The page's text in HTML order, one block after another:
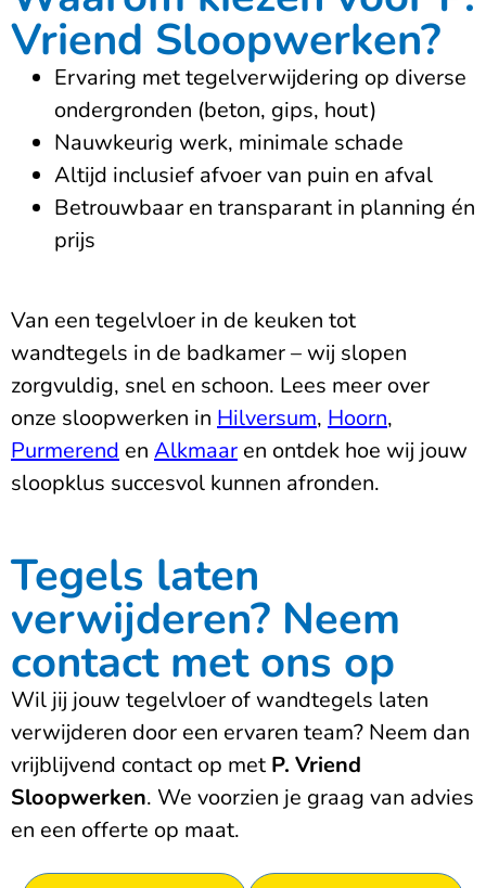
Vriend Sloopwerken?
Ervaring met tegelverwijdering op diverse
ondergronden (beton, gips, hout)
Nauwkeurig werk, minimale schade
Altijd inclusief afvoer van puin en afval
Betrouwbaar en transparant in planning én
prijs
Van een tegelvloer in de keuken tot
wandtegels in de badkamer – wij slopen
zorgvuldig, snel en schoon. Lees meer over
onze sloopwerken in Hilversum, Hoorn,
Purmerend en Alkmaar en ontdek hoe wij jouw
sloopklus succesvol kunnen afronden.
Tegels laten
verwijderen? Neem
contact met ons op
Wil jij jouw tegelvloer of wandtegels laten
verwijderen door een ervaren team? Neem dan
vrijblijvend contact op met P. Vriend
Sloopwerken. We voorzien je graag van advies
en een offerte op maat.